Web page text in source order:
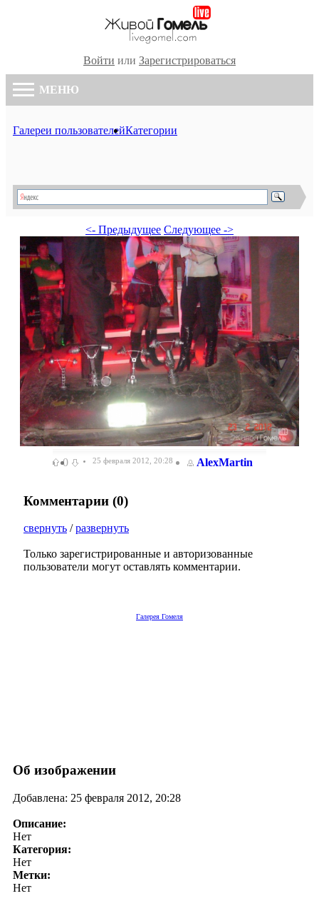
Войти или Зарегистрироваться
МЕНЮ
Галереи пользователейКатегории
<- Предыдущее Следующее ->
0 25 февраля 2012, 20:28 AlexMartin
Комментарии (0)
свернуть /развернуть
Только зарегистрированные и авторизованные
пользователи могут оставлять комментарии.
Галерея Гомеля
Об изображении
Добавлена: 25 февраля 2012, 20:28
Описание:
Нет
Категория:
Нет
Метки:
Нет